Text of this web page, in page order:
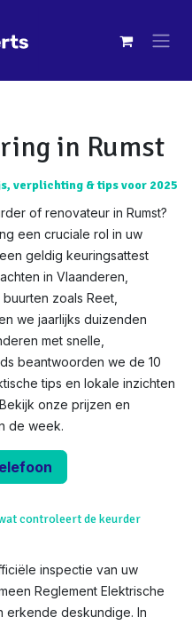
in Rumst
verplichting & tips voor 2025
of renovateur in Rumst?
een cruciale rol in uw
geldig keuringsattest
in Vlaanderen,
zoals Reet,
we jaarlijks duizenden
met snelle,
beantwoorden we de 10
tips en lokale inzichten
onze prijzen en
de week.
controleert de keurder
inspectie van uw
Reglement Elektrische
erkende deskundige. In